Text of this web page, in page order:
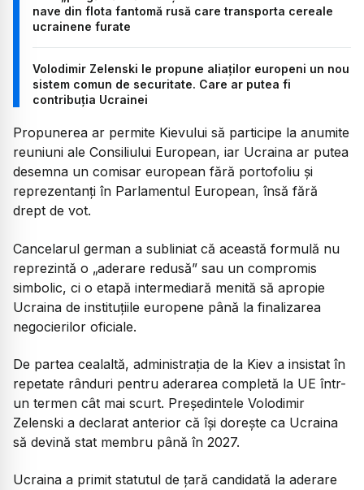
nave din flota fantomă rusă care transporta cereale
ucrainene furate
Volodimir Zelenski le propune aliaților europeni un nou
sistem comun de securitate. Care ar putea fi
contribuția Ucrainei
Propunerea ar permite Kievului să participe la anumite
reuniuni ale Consiliului European, iar Ucraina ar putea
desemna un comisar european fără portofoliu și
reprezentanți în Parlamentul European, însă fără
drept de vot.
Cancelarul german a subliniat că această formulă nu
reprezintă o „aderare redusă” sau un compromis
simbolic, ci o etapă intermediară menită să apropie
Ucraina de instituțiile europene până la finalizarea
negocierilor oficiale.
De partea cealaltă, administrația de la Kiev a insistat în
repetate rânduri pentru aderarea completă la UE într-
un termen cât mai scurt. Președintele Volodimir
Zelenski a declarat anterior că își dorește ca Ucraina
să devină stat membru până în 2027.
Ucraina a primit statutul de țară candidată la aderare